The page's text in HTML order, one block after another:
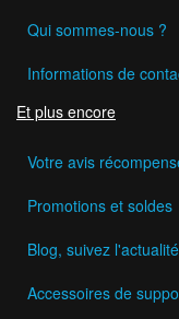
Qui sommes-nous ?
Informations de
Et plus encore
Votre avis
Promotions et soldes
Blog, suivez
Accessoires de